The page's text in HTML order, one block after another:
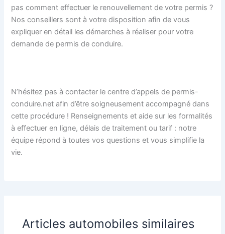
pas comment effectuer le renouvellement de votre permis ?
Nos conseillers sont à votre disposition afin de vous
expliquer en détail les démarches à réaliser pour votre
demande de permis de conduire.
N’hésitez pas à contacter le centre d’appels de permis-
conduire.net afin d’être soigneusement accompagné dans
cette procédure ! Renseignements et aide sur les formalités
à effectuer en ligne, délais de traitement ou tarif : notre
équipe répond à toutes vos questions et vous simplifie la
vie.
Articles automobiles similaires